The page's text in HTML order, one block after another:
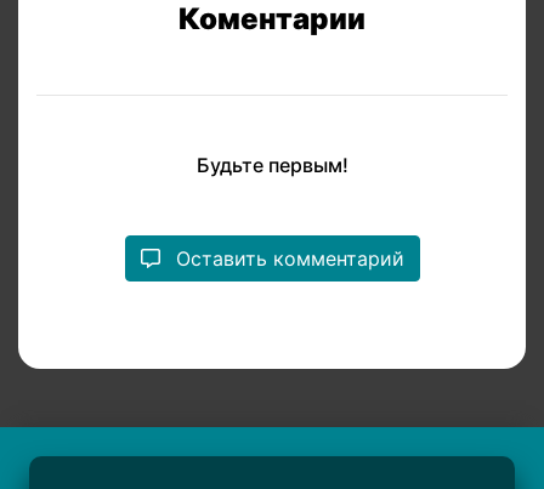
Коментарии
Будьте первым!
Оставить комментарий